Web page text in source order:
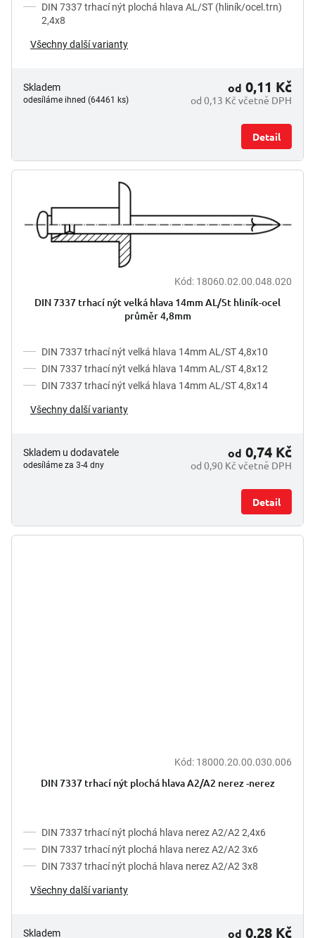
DIN 7337 trhací nýt plochá hlava AL/ST (hliník/ocel.trn)
2,4x8
Všechny další varianty
Skladem
odesíláme ihned (64461 ks) od 0,13 Kč včetně DPH
od 0,11 Kč
Detail
Kód: 18060.02.00.048.020
DIN 7337 trhací nýt velká hlava 14mm AL/St hliník-ocel
průměr 4,8mm
DIN 7337 trhací nýt velká hlava 14mm AL/ST 4,8x10
DIN 7337 trhací nýt velká hlava 14mm AL/ST 4,8x12
DIN 7337 trhací nýt velká hlava 14mm AL/ST 4,8x14
Všechny další varianty
Skladem u dodavatele
odesíláme za 3-4 dny od 0,90 Kč včetně DPH
od 0,74 Kč
Detail
Kód: 18000.20.00.030.006
DIN 7337 trhací nýt plochá hlava A2/A2 nerez -nerez
DIN 7337 trhací nýt plochá hlava nerez A2/A2 2,4x6
DIN 7337 trhací nýt plochá hlava nerez A2/A2 3x6
DIN 7337 trhací nýt plochá hlava nerez A2/A2 3x8
Všechny další varianty
Skladem od 0,28 Kč